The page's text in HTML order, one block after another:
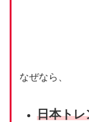
なぜなら、
⽇本トレ